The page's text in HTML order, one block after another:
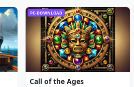
PC-DOWNLOAD
Call of the Ages